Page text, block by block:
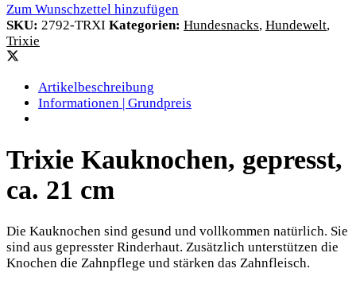
Zum Wunschzettel hinzufügen
SKU: 2792-TRXI Kategorien: Hundesnacks, Hundewelt,
Trixie
Artikelbeschreibung
Informationen | Grundpreis
Trixie Kauknochen, gepresst,
ca. 21 cm
Die Kauknochen sind gesund und vollkommen natürlich. Sie
sind aus gepresster Rinderhaut. Zusätzlich unterstützen die
Knochen die Zahnpflege und stärken das Zahnfleisch.